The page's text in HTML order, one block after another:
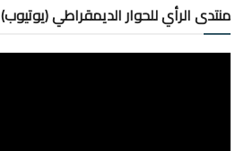
منتدى الرأي للحوار الديمقراطي (يوتيوب)